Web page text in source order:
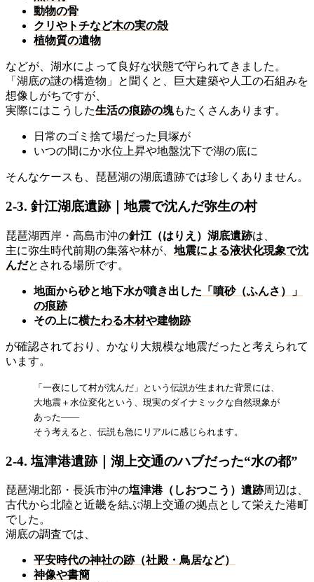
動物の骨
クリやトチなど木の実の殻
植物質の遺物
などが、湖水によって良好な状態で守られてきました。
「湖底の謎の構造物」と聞くと、巨大建築や人工の石組みを
想像しがちですが、
実際にはこうした生活の痕跡の塊もたくさんあります。
日常のゴミ捨て場だった貝塚が
いつの間にか水位上昇や地盤沈下で湖の底に
そんなケースも、琵琶湖の湖底遺跡では珍しくありません。
2-3. 針江湖底遺跡｜地震で沈んだ弥生の村
琵琶湖西岸・高島市沖の針江（はりえ）湖底遺跡は、
主に弥生時代前期の集落や林が、 地震による液状化現象で沈
んだとされる場所です。
地面から砂と地下水が噴き出した 「噴砂（ふんさ）」
の痕跡
その上に横たわる木材や建物跡
が確認されており、かなり大規模な地震だったと考えられて
います。
「一夜にして村が沈んだ」という伝説が生まれた背景には、
大地震＋水位変化という、現実のダイナミックな自然現象が
あった——
そう考えると、伝説も急にリアルに感じられます。
2-4. 塩津港遺跡｜湖上交通のハブだった“水の都”
琵琶湖北部・長浜市沖の塩津港（しおつこう）遺跡周辺は、
古代から北陸と近畿を結ぶ湖上交通の拠点として栄えた港町
でした。
湖底の調査では、
平安時代の神社の跡（社殿・鳥居など）
神像や書簡